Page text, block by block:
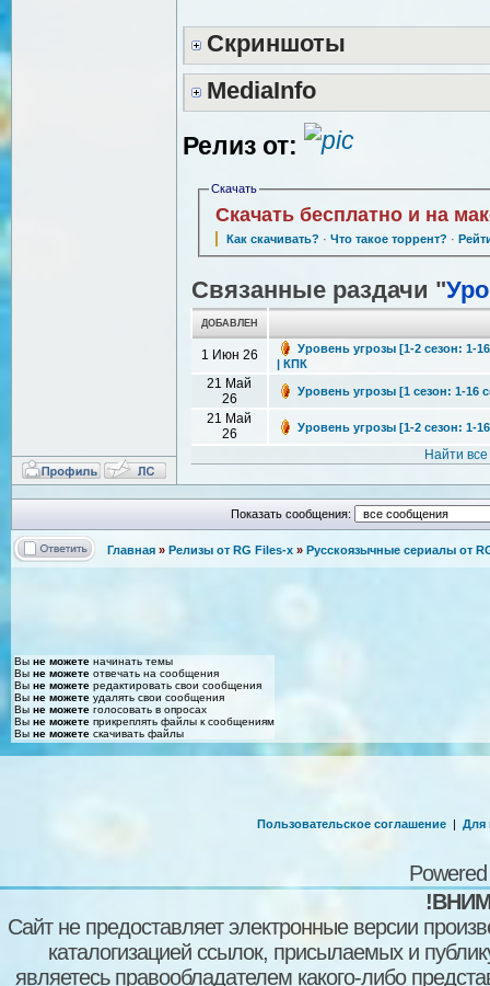
Скриншоты
MediaInfo
Релиз от:
Скачать
Скачать бесплатно и на
Как скачивать? · Что такое торрент? ·
Связанные раздачи "
ДОБАВЛЕН
1 Июн 26
Уровень угрозы [1-2 сезон: 1-
| КПК
21 Май
26
Уровень угрозы [1 сезон: 1-16
21 Май
26
Уровень угрозы [1-2 сезон: 1-
Найти
Показать сообщения:
Главная » Релизы от RG Files-x » Русскоязычные сериалы от
Вы не можете начинать темы
Вы не можете отвечать на сообщения
Вы не можете редактировать свои сообщения
Вы не можете удалять свои сообщения
Вы не можете голосовать в опросах
Вы не можете прикреплять файлы к сообщениям
Вы не можете скачивать файлы
Пользовательское соглашение | Для
Сайт не предоставляет электронные версии
каталогизацией ссылок, присылаемых и
являетесь правообладателем какого-либо